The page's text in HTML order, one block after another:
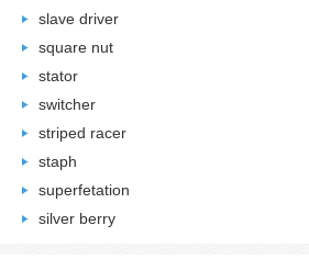
slave driver
square nut
stator
switcher
striped racer
staph
superfetation
silver berry